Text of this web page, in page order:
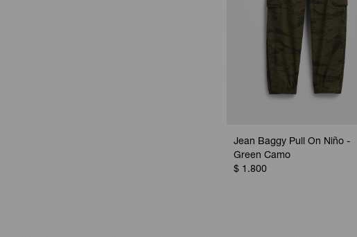
Jean Baggy Pull On Niño -
Green Camo
$ 1.800